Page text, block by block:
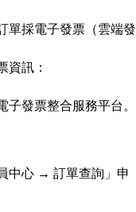
單採電子發票（雲端發
資訊：
發票整合服務平台。
中心 → 訂單查詢」申